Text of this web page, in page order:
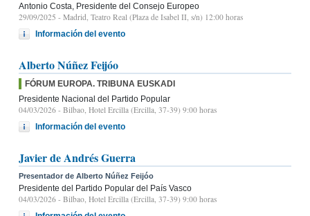
Antonio Costa, Presidente del Consejo Europeo
29/09/2025 - Madrid, Teatro Real (Plaza de Isabel II, s/n) 12:00 horas
Información del evento
Alberto Núñez Feijóo
FÓRUM EUROPA. TRIBUNA EUSKADI
Presidente Nacional del Partido Popular
04/03/2026 - Bilbao, Hotel Ercilla (Ercilla, 37-39) 9:00 horas
Información del evento
Javier de Andrés Guerra
Presentador de Alberto Núñez Feijóo
Presidente del Partido Popular del País Vasco
04/03/2026 - Bilbao, Hotel Ercilla (Ercilla, 37-39) 9:00 horas